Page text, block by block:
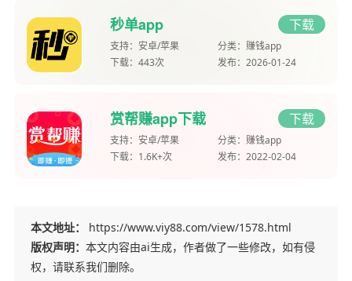
秒单app 下载
支持： 安卓/苹果 分类： 赚钱app
下载： 443次 发布： 2026-01-24
赏帮赚app下载 下载
支持： 安卓/苹果 分类： 赚钱app
下载： 1.6K+次 发布： 2022-02-04
本文地址：
https://www.viy88.com/view/1578.html
版权声明： 本文内容由ai生成，作者做了一些修改，如有侵
权，请联系我们删除。